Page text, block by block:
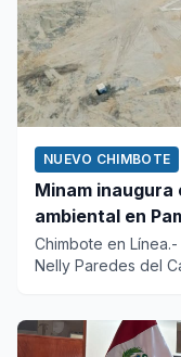
NUEVO CHIMBOTE
Minam
ambiental en
Chimbote
Chimbote en
Nelly Paredes del